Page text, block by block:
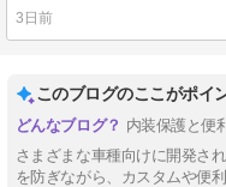
3日前
このブログのここがポイ
内装保護と便
さまざまな車種向けに開発さ
を防ぎながら、カスタムや便